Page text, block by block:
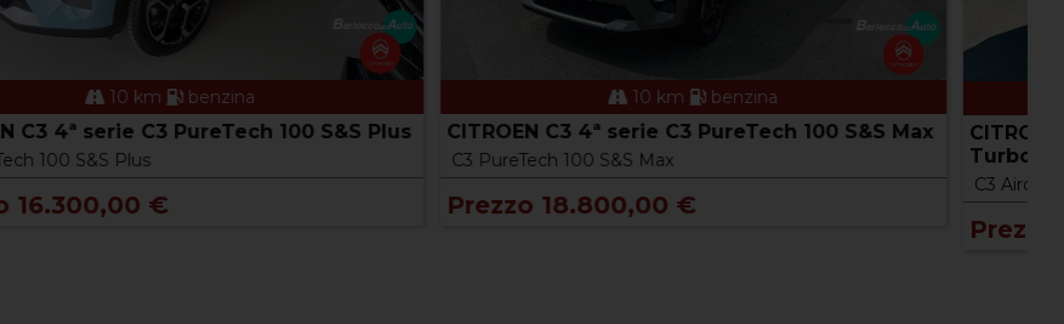
10 km
CITROEN C3 4ª serie C3 PureTech 100 S&S Max
C3 PureTech 100 S&S Max
Prezzo 18.800,00 €
10 km
CITROEN C3 Aircross 2ª s. C3 Aircross PureTech
Turbo 100 CV Plus
C3 Aircross PureTech Turbo 100 CV Plus